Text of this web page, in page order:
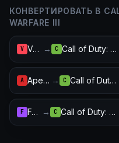
КОНВЕРТИРОВАТЬ В
WARFARE III
V Valorant → C Call of Duty: Modern Warfare III
A Apex Legends → C Call of Duty: Modern Warfare III
F Fortnite → C Call of Duty: Modern Warfare III